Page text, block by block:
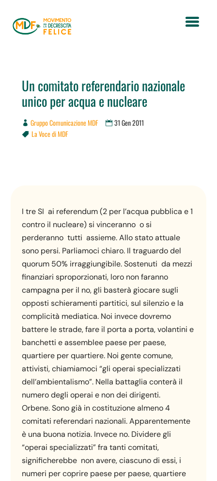
Un comitato referendario nazionale
unico per acqua e nucleare
Gruppo Comunicazione MDF 31 Gen 2011
 La Voce di MDF
I tre SI ai referendum (2 per l’acqua pubblica e 1
contro il nucleare) si vinceranno o si
perderanno tutti assieme. Allo stato attuale
sono persi. Parliamoci chiaro. Il traguardo del
quorum 50% irraggiungibile. Sostenuti da mezzi
finanziari sproporzionati, loro non faranno
campagna per il no, gli basterà giocare sugli
opposti schieramenti partitici, sul silenzio e la
complicità mediatica. Noi invece dovremo
battere le strade, fare il porta a porta, volantini e
banchetti e assemblee paese per paese,
quartiere per quartiere. Noi gente comune,
attivisti, chiamiamoci “gli operai specializzati
dell’ambientalismo”. Nella battaglia conterà il
numero degli operai e non dei dirigenti.
Orbene. Sono già in costituzione almeno 4
comitati referendari nazionali. Apparentemente
è una buona notizia. Invece no. Dividere gli
“operai specializzati” fra tanti comitati,
significherebbe non avere, ciascuno di essi, i
numeri per coprire paese per paese, quartiere